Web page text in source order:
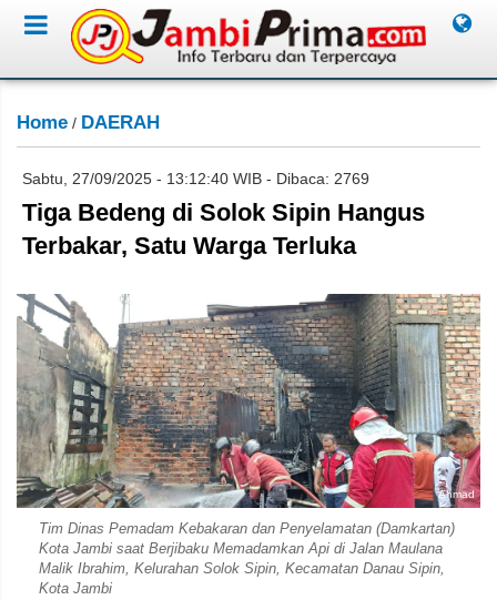
Home / DAERAH
Sabtu, 27/09/2025 - 13:12:40 WIB - Dibaca: 2769
Tiga Bedeng di Solok Sipin Hangus
Terbakar, Satu Warga Terluka
Ahmad
Tim Dinas Pemadam Kebakaran dan Penyelamatan (Damkartan)
Kota Jambi saat Berjibaku Memadamkan Api di Jalan Maulana
Malik Ibrahim, Kelurahan Solok Sipin, Kecamatan Danau Sipin,
Kota Jambi